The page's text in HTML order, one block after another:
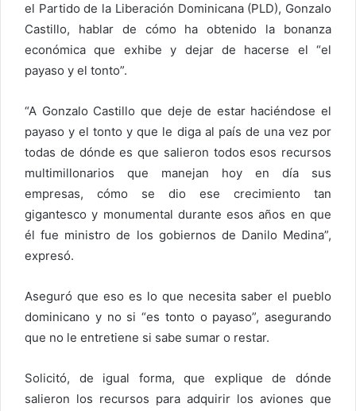
el Partido de la Liberación Dominicana (PLD), Gonzalo
Castillo, hablar de cómo ha obtenido la bonanza
económica que exhibe y dejar de hacerse el “el
payaso y el tonto”.
“A Gonzalo Castillo que deje de estar haciéndose el
payaso y el tonto y que le diga al país de una vez por
todas de dónde es que salieron todos esos recursos
multimillonarios que manejan hoy en día sus
empresas, cómo se dio ese crecimiento tan
gigantesco y monumental durante esos años en que
él fue ministro de los gobiernos de Danilo Medina”,
expresó.
Aseguró que eso es lo que necesita saber el pueblo
dominicano y no si “es tonto o payaso”, asegurando
que no le entretiene si sabe sumar o restar.
Solicitó, de igual forma, que explique de dónde
salieron los recursos para adquirir los aviones que